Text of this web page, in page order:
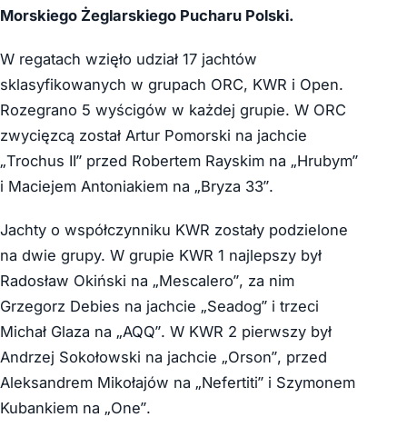
Morskiego Żeglarskiego Pucharu Polski.
W regatach wzięło udział 17 jachtów
sklasyfikowanych w grupach ORC, KWR i Open.
Rozegrano 5 wyścigów w każdej grupie. W ORC
zwycięzcą został Artur Pomorski na jachcie
„Trochus II” przed Robertem Rayskim na „Hrubym”
i Maciejem Antoniakiem na „Bryza 33”.
Jachty o współczynniku KWR zostały podzielone
na dwie grupy. W grupie KWR 1 najlepszy był
Radosław Okiński na „Mescalero”, za nim
Grzegorz Debies na jachcie „Seadog” i trzeci
Michał Glaza na „AQQ”. W KWR 2 pierwszy był
Andrzej Sokołowski na jachcie „Orson”, przed
Aleksandrem Mikołajów na „Nefertiti” i Szymonem
Kubankiem na „One”.